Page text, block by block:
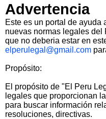
Advertencia
Este es un portal de ayuda
nuevas normas legales del
que no deberia estar en
elperulegal@gmail.com
Propósito:
El propósito de "El Peru
legales que proporcionan
para buscar información
resoluciones, directivas.